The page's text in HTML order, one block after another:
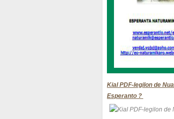
Kial PDF-legilon de
Esperanto ?